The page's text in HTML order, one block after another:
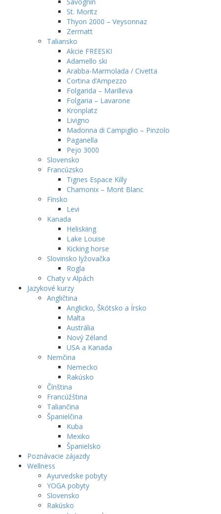
St. Moritz
Thyon 2000 – Veysonnaz
Zermatt
Taliansko
Akcie FREESKI
Adamello ski
Arabba-Marmolada / Civetta
Cortina d’Ampezzo
Folgarida – Marilleva
Folgaria – Lavarone
Kronplatz
Livigno
Madonna di Campiglio – Pinzolo
Paganella
Pejo 3000
Slovensko
Francúzsko
Tignes Espace Killy
Chamonix – Mont Blanc
Fínsko
Levi
Kanada
Heliskiing
Lake Louise
Kicking horse
Slovinsko lyžovačka
Rogla
Chaty v Alpách
Jazykové kurzy
Angličtina
Anglicko, Škótsko a Írsko
Malta
Austrália
Nový Zéland
USA a Kanada
Nemčina
Nemecko
Rakúsko
Čínština
Francúžština
Taliančina
Španielčina
Kuba
Mexiko
Španielsko
Poznávacie zájazdy
Wellness
Ayurvedske pobyty
YOGA pobyty
Slovensko
Rakúsko